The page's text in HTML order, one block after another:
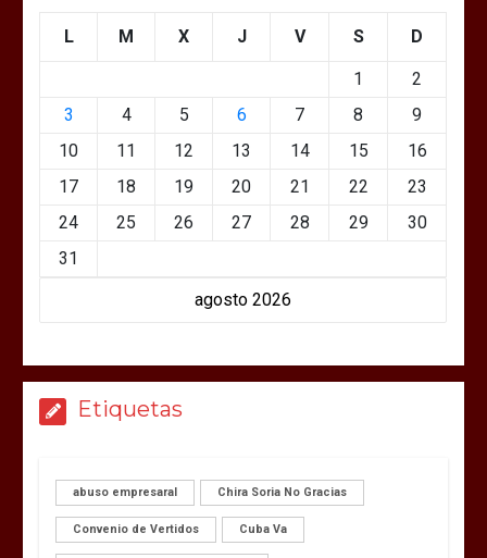
agosto 2026
L M X J V S D
1
2
3
4 5 6 7 8
9
10
11 12 13 14 15
16
17
18 19 20 21 22
23
24
25 26 27 28 29
30
31
Etiquetas
abuso empresaral Chira Soria No Gracias
Convenio de Vertidos Cuba Va